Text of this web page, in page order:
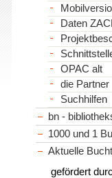
Daten
OPAC alt
die Partner
Suchhilfen
bn -
1000 und 1
Aktuelle
gefördert